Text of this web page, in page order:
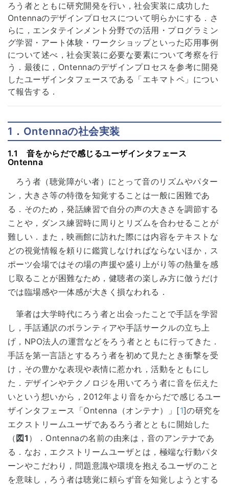
ろう者とともに研究開発を行い，社会実装に成功した
Ontennaのデザインプロセスについて明らかにする．さ
らに，エンタテインメント分野での活用・プログラミン
グ学習・アート体験・ワークショップといった応用事例
について述べ，社会実装に必要な要素について考察を行
う．最後に，Ontennaのデザインプロセスを参考に開発
したユーザインタフェースである「エキマトペ」につい
て報告する．
1．Ontennaの社会実装
1.1 音をからだで感じるユーザインタフェース
Ontenna
ろう者（聴覚障がい者）にとって音のリズムやパター
ン，大きさ等の特徴を知覚することは一般に困難であ
る．そのため，発話練習で自分の声の大きさを調節する
ことや，ダンス練習時に周りとリズムを合わせることが
難しい．また，映画館に訪れた際には内容をテキストな
どの視覚情報を頼りに鑑賞しなければならないほか，ス
ポーツ会場ではその場の声援や盛り上がり等の熱量を感
じ取ることが困難なため，健聴者の楽しみ方に倣うだけ
では臨場感や一体感が大きく損なわれる．
筆者は大学時代にろう者と出会ったことで手話を学習
し，手話通訳のボランティアや手話サークルの立ち上
げ，NPO法人の運営などをろう者とともに行ってきた．
手話を第一言語とするろう者を初めて見たとき衝撃を受
け，その豊かな表現や表情に惹かれ，活動をともにし
た．デザインやテクノロジを用いてろう者に音を伝えた
いという想いから，2012年より音をからだで感じるユー
ザインタフェース「Ontenna（オンテナ）」[1]の研究を
エクストリームユーザであるろう者とともに開始した
（ 図1 ）．Ontennaの名前の由来は，音のアンテナであ
る．なお，エクストリームユーザとは，極端な行動パタ
ーンやこだわり，問題意識や環境を抱えるユーザのこと
を意味し，ろう者は聴覚に頼らず音を知覚しようとする